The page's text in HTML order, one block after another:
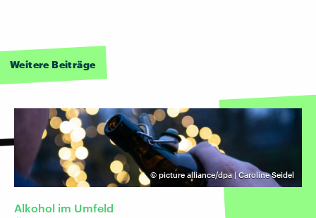
Weitere Beiträge
© picture alliance/dpa | Caroline Seidel
Alkohol im Umfeld